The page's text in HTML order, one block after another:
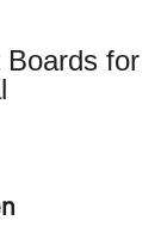
Boards for